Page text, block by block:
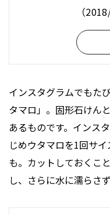
（
インスタグラムでもた
タマロ」。固形石けん
あるものです。インス
じめウタマロを1回サ
も。カットしておくこ
し、さらに水に濡らさ